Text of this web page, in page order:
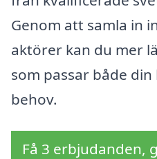
Genom att samla in
aktörer kan du mer
som passar både
behov.
Få 3 erbjudanden,